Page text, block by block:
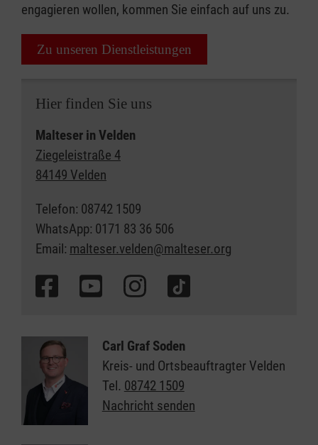
engagieren wollen, kommen Sie einfach auf uns zu.
Zu unseren Dienstleistungen
Hier finden Sie uns
Malteser in Velden
Ziegeleistraße 4
84149 Velden
Telefon: 08742 1509
WhatsApp: 0171 83 36 506
Email: malteser.velden@malteser.org
Carl Graf Soden
Kreis- und Ortsbeauftragter Velden
Tel. 08742 1509
Nachricht senden